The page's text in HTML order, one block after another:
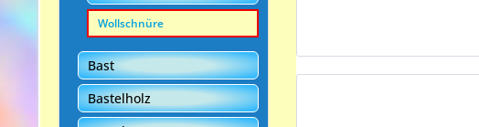
Wollschnüre
Bast
Bastelholz